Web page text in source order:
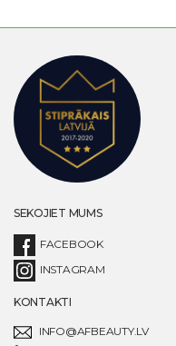
SEKOJIET MUMS
FACEBOOK
INSTAGRAM
KONTAKTI
INFO@AFBEAUTY.LV